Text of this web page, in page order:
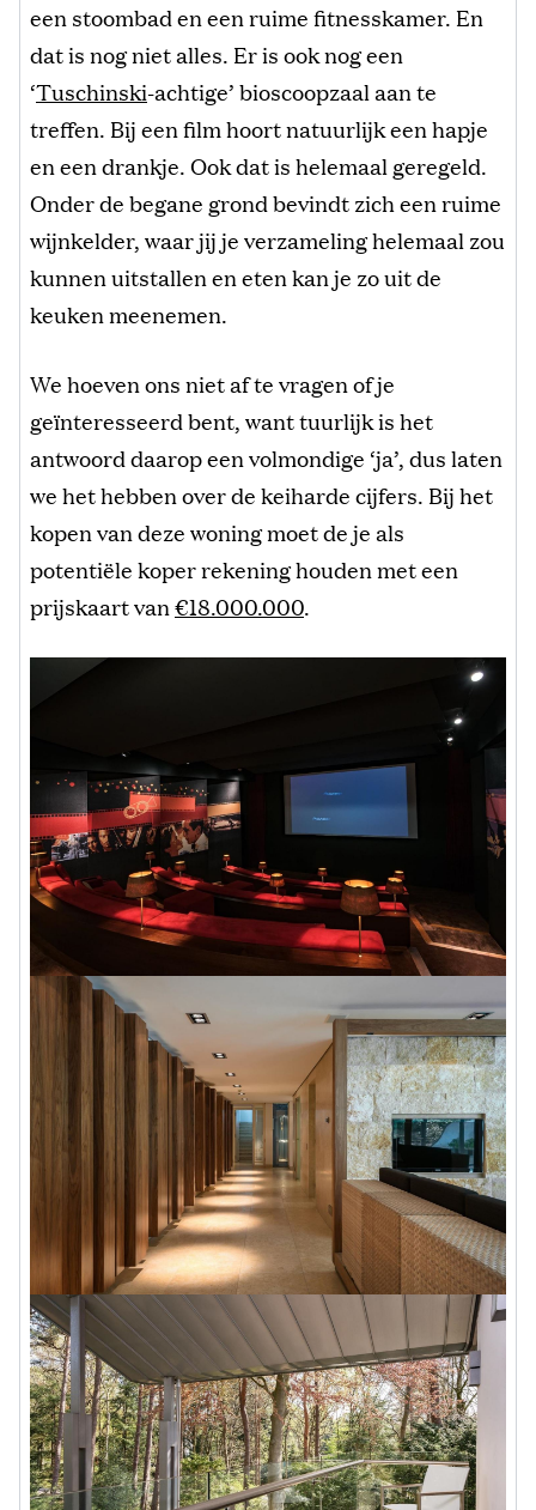
een stoombad en een ruime fitnesskamer. En
dat is nog niet alles. Er is ook nog een
‘Tuschinski-achtige’ bioscoopzaal aan te
treffen. Bij een film hoort natuurlijk een hapje
en een drankje. Ook dat is helemaal geregeld.
Onder de begane grond bevindt zich een ruime
wijnkelder, waar jij je verzameling helemaal zou
kunnen uitstallen en eten kan je zo uit de
keuken meenemen.
We hoeven ons niet af te vragen of je
geïnteresseerd bent, want tuurlijk is het
antwoord daarop een volmondige ‘ja’, dus laten
we het hebben over de keiharde cijfers. Bij het
kopen van deze woning moet de je als
potentiële koper rekening houden met een
prijskaart van€18.000.000.